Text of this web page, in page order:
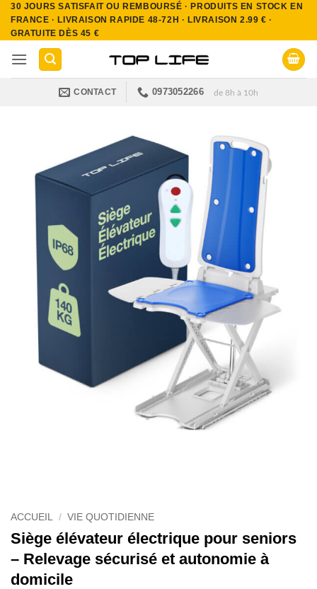
Passer
au
contenu
30 JOURS SATISFAIT OU REMBOURSÉ · PRODUITS EN STOCK EN
FRANCE · LIVRAISON RAPIDE 48-72H · LIVRAISON 2.99 € ·
GRATUITE DÈS 45 €
CONTACT 0973052266 de 8h à 10h
ACCUEIL / VIE QUOTIDIENNE
Siège élévateur électrique pour seniors
– Relevage sécurisé et autonomie à
domicile